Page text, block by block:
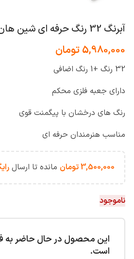
آبرنگ 32 رنگ حرفه ای شین هان جعبه فلزی
5,980,000تومان
32 رنگ +1 رنگ اضافی
دارای جعبه فلزی محکم
رنگ های درخشان با پیگمنت قوی
مناسب هنرمندان حرفه ای
3,500,000تومان مانده تا ارسال
ناموجود
این محصول در حال حاضر به
است.